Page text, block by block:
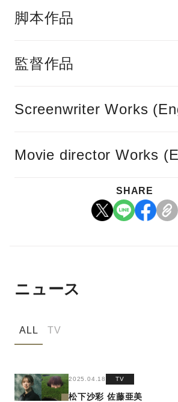
脚本作品
監督作品
Screenwriter Works
Movie director Works
SHARE
ニュース
ALL TV
2025.04.18 TV
松下沙彩 佐藤亜美